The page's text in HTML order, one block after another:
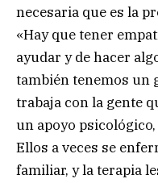
necesaria que es la
«Hay que tener
ayudar y de hacer
también tenemos un
trabaja con la gente
un apoyo
Ellos a veces se
familiar, y la terapia